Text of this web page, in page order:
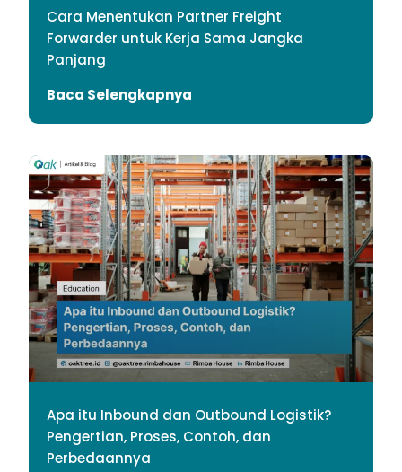
Cara Menentukan Partner Freight
Forwarder untuk Kerja Sama Jangka
Panjang
Baca Selengkapnya
Apa itu Inbound dan Outbound Logistik?
Pengertian, Proses, Contoh, dan
Perbedaannya